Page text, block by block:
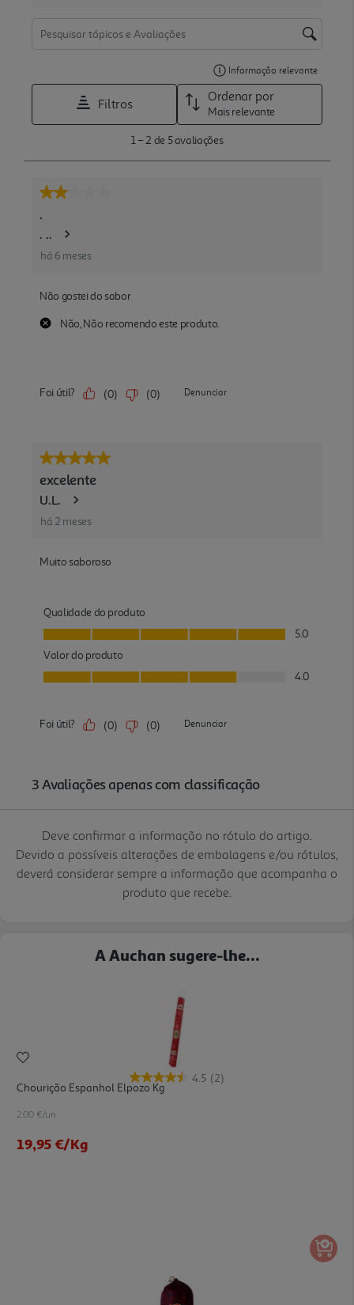
Deve confirmar a informação no rótulo do artigo.
Devido a possíveis alterações de embalagens e/ou rótulos,
deverá considerar sempre a informação que acompanha o
produto que recebe.
A Auchan sugere-lhe...
4.5 (2)
Chourição Espanhol Elpozo Kg
2.00 €/un
19,95 €/Kg